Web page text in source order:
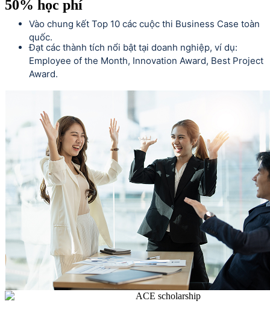
50% học phí
Vào chung kết Top 10 các cuộc thi Business Case toàn
quốc.
Đạt các thành tích nổi bật tại doanh nghiệp, ví dụ:
Employee of the Month, Innovation Award, Best Project
Award.